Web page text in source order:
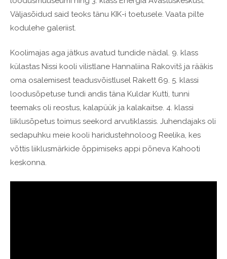
Väljasõidud said teoks tänu KIK-i toetusele. Vaata pilte
kodulehe galeriist.
Koolimajas aga jätkus avatud tundide nädal. 9. klass
külastas Nissi kooli vilistlane Hannaliina Rakovitš ja rääkis
oma osalemisest teadusvõistlusel Rakett 69. 5. klassi
loodusõpetuse tundi andis täna Kuldar Kutti, tunni
teemaks oli reostus, kalapüük ja kalakaitse. 4. klassi
liiklusõpetus toimus seekord arvutiklassis. Juhendajaks oli
sedapuhku meie kooli haridustehnoloog Reelika, kes
võttis liiklusmärkide õppimiseks appi põneva Kahooti
keskonna.